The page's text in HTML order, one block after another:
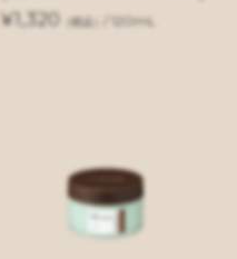
¥1,320 （税込） / 120mL